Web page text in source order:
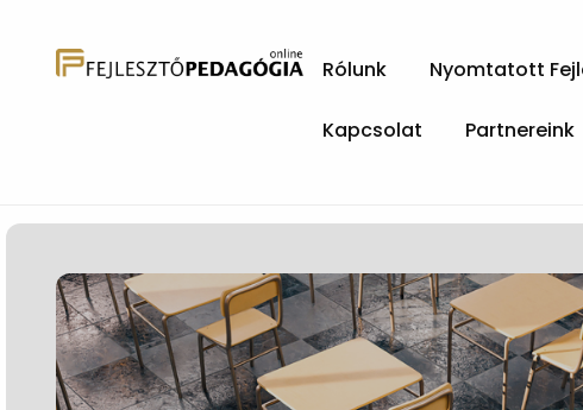
Rólunk Nyomtatott
Kapcsolat Partnereink